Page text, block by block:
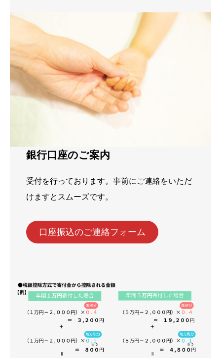
銀行口座のご案内
受付を行っております。事前にご連絡をいただ
けますとスムーズです。
口座振込のご連絡フォーム